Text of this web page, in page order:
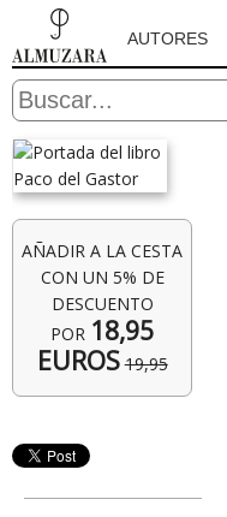
AUTORES
AÑADIR A LA CESTA
CON UN 5% DE
DESCUENTO
POR 18,95
EUROS 19,95